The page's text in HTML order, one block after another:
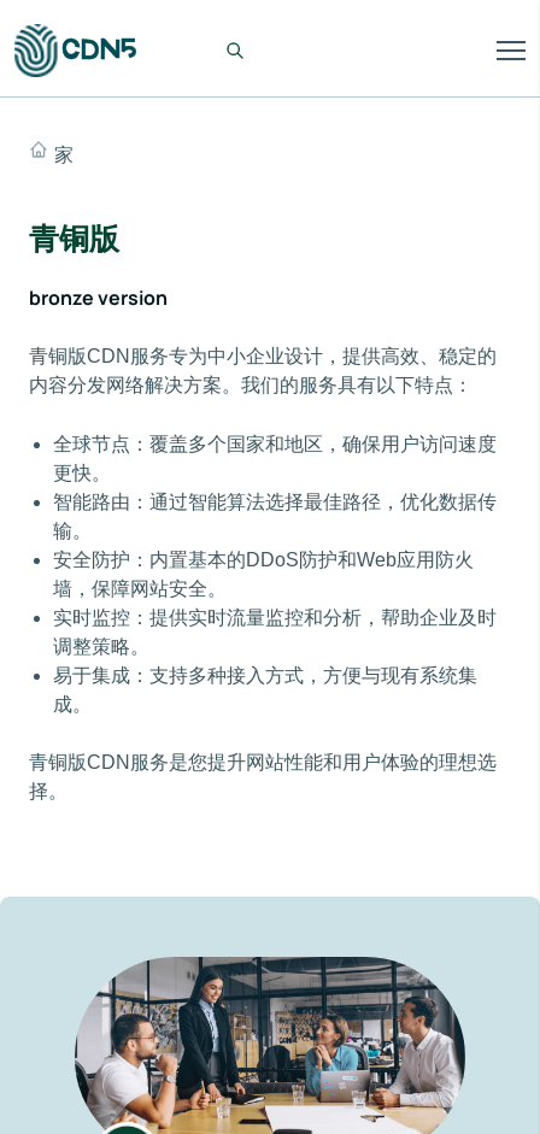
家
青铜版
bronze version
​青铜版CDN服务专为中小企业设计，提供高效、稳定的
内容分发网络解决方案。我们的服务具有以下特点：
全球节点：覆盖多个国家和地区，确保用户访问速度
更快。
智能路由：通过智能算法选择最佳路径，优化数据传
输。
安全防护：内置基本的DDoS防护和Web应用防火
墙，保障网站安全。
实时监控：提供实时流量监控和分析，帮助企业及时
调整策略。
易于集成：支持多种接入方式，方便与现有系统集
成。
青铜版CDN服务是您提升网站性能和用户体验的理想选
择。